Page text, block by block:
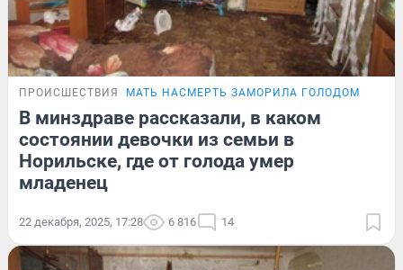
ПРОИСШЕСТВИЯ МАТЬ НАСМЕРТЬ ЗАМОРИЛА ГОЛОДОМ
В минздраве рассказали, в каком
состоянии девочки из семьи в
Норильске, где от голода умер
младенец
22 декабря, 2025, 17:28 6 816 14